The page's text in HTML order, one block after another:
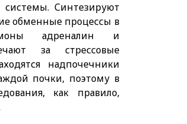
системы. Синтезируют
обменные процессы в
адреналин и
за стрессовые
надпочечники
почки, поэтому в
как правило,